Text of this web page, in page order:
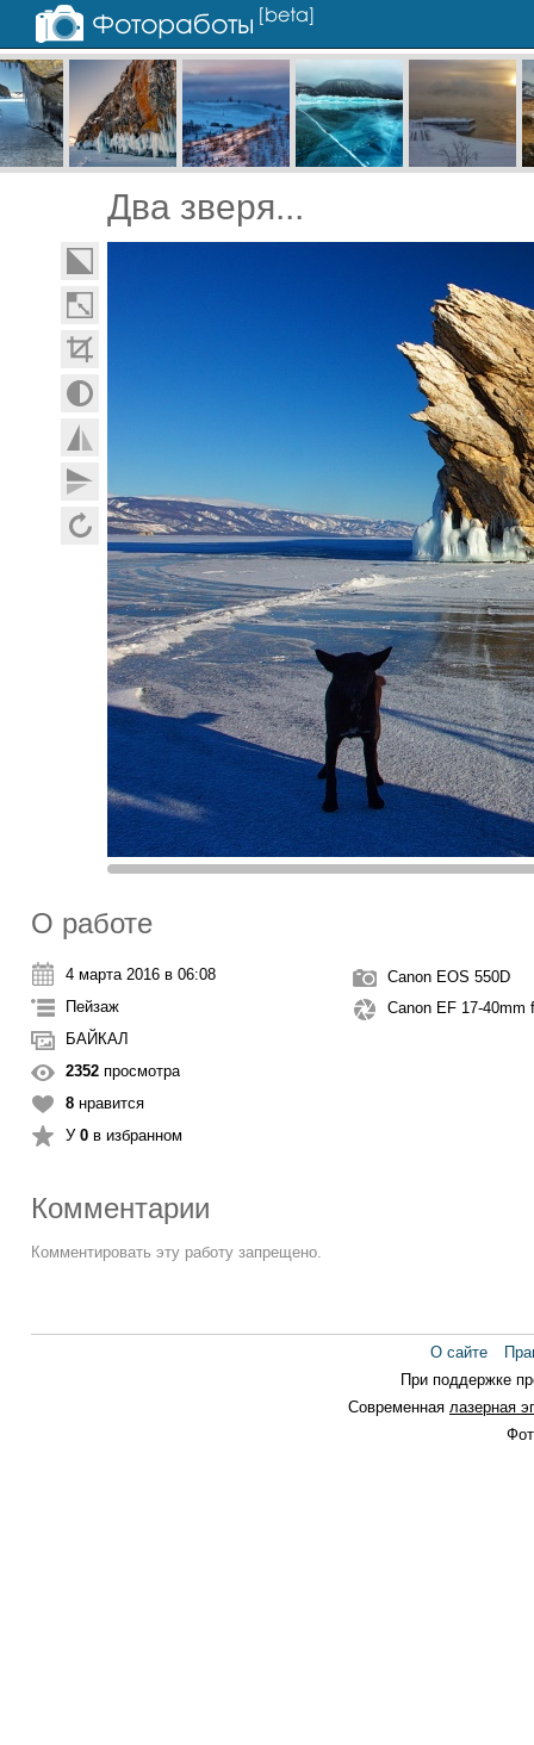
Два зверя...
О работе
4 марта 2016 в 06:08
Пейзаж
БАЙКАЛ
2352 просмотра
8 нравится
У 0 в избранном
Canon EOS 550D
Canon EF 17-40mm
Комментарии
Комментировать эту работу запрещено.
О сайте
При поддержке
Современная лазерная